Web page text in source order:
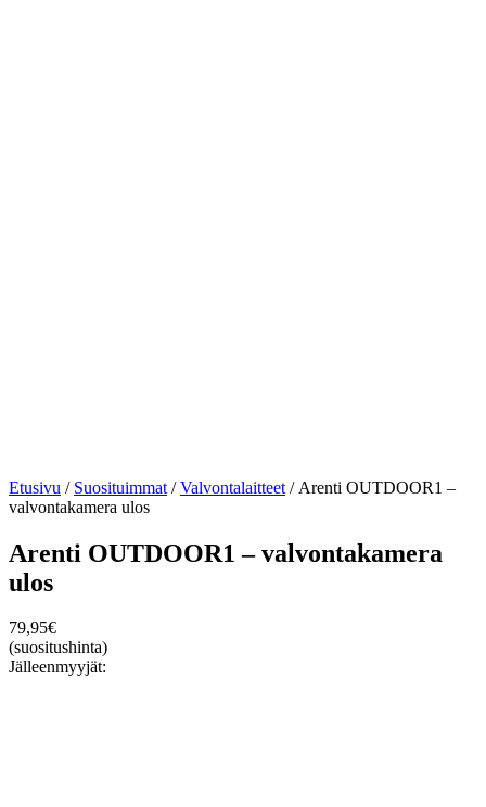
Etusivu / Suosituimmat /Valvontalaitteet / Arenti OUTDOOR1 –
valvontakamera ulos
Arenti OUTDOOR1 – valvontakamera
ulos
79,95€
(suositushinta)
Jälleenmyyjät: